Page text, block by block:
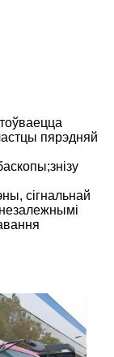
пярэдняй
сігнальнай